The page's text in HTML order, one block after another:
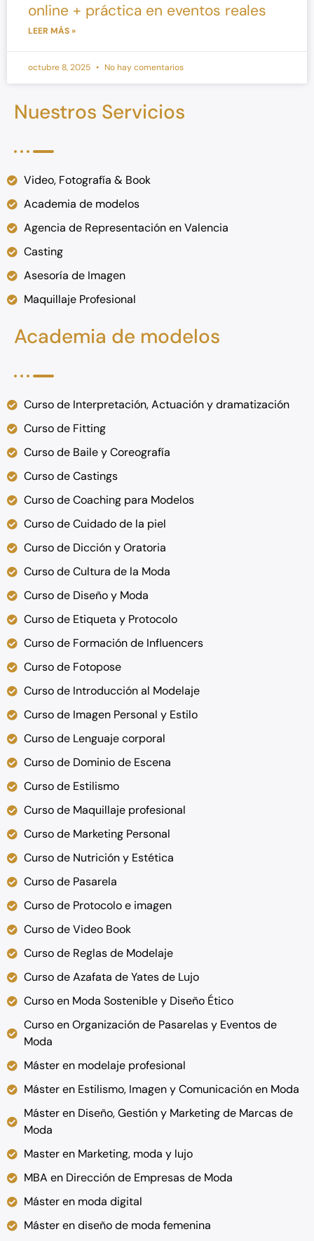
online + práctica en eventos reales
LEER MÁS »
octubre 8, 2025 No hay comentarios
Nuestros Servicios
Video, Fotografía & Book
Academia de modelos
Agencia de Representación en Valencia
Casting
Asesoría de Imagen
Maquillaje Profesional
Academia de modelos
Curso de Interpretación, Actuación y dramatización
Curso de Fitting
Curso de Baile y Coreografía​
Curso de Castings
Curso de Coaching para Modelos
Curso de Cuidado de la piel
Curso de Dicción y Oratoria​​
Curso de Cultura de la Moda​
Curso de Diseño y Moda
Curso de Etiqueta y Protocolo
Curso de Formación de Influencers
Curso de Fotopose
Curso de Introducción al Modelaje
Curso de Imagen Personal y Estilo
Curso de Lenguaje corporal
Curso de Dominio de Escena
Curso de Estilismo
Curso de Maquillaje profesional
Curso de Marketing Personal
Curso de Nutrición y Estética
Curso de Pasarela
Curso de Protocolo e imagen
Curso de Video Book
Curso de Reglas de Modelaje
Curso de Azafata de Yates de Lujo
Curso en Moda Sostenible y Diseño Ético
Curso en Organización de Pasarelas y Eventos de
Moda
Máster en modelaje profesional
Máster en Estilismo, Imagen y Comunicación en Moda
Máster en Diseño, Gestión y Marketing de Marcas de
Moda
Master en Marketing, moda y lujo
MBA en Dirección de Empresas de Moda
Máster en moda digital
Máster en diseño de moda femenina